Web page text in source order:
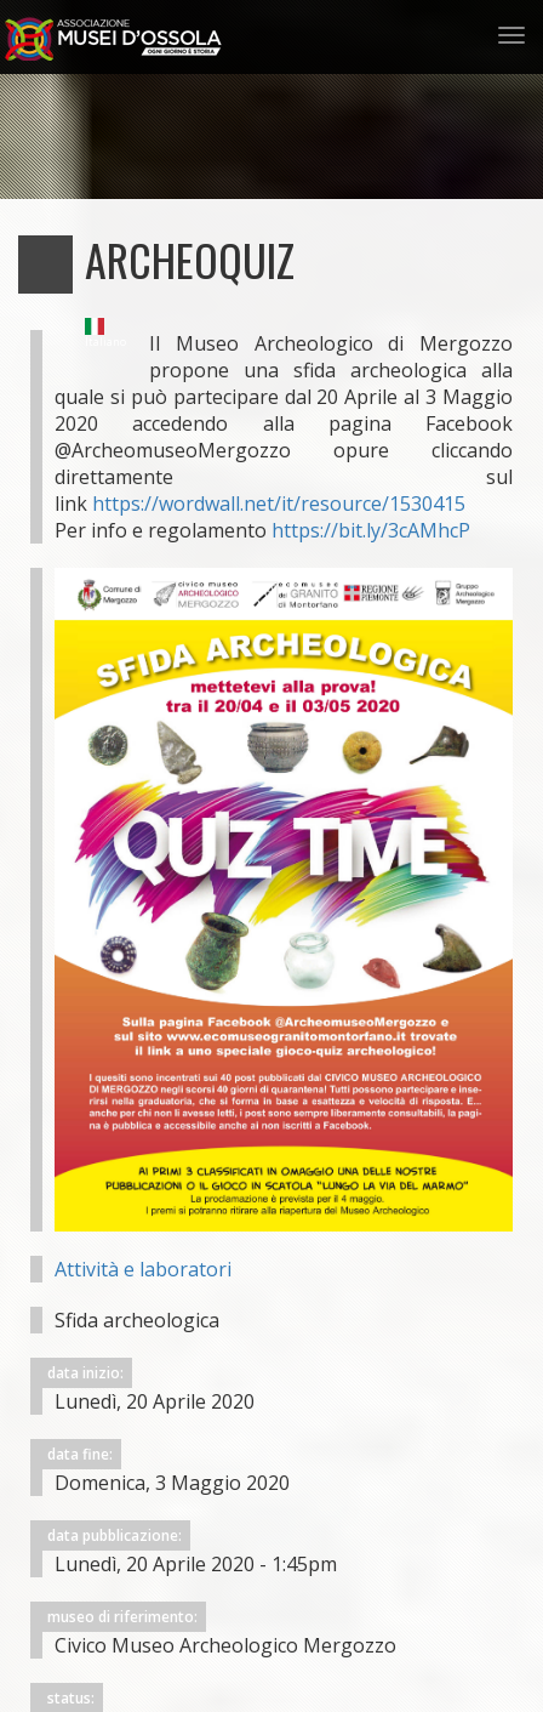
Salta
al
contenuto
principale
ARCHEOQUIZ
Il Museo Archeologico di Mergozzo
propone una sfida archeologica alla
quale si può partecipare dal 20 Aprile al 3 Maggio
2020 accedendo alla pagina Facebook
@ArcheomuseoMergozzo opure cliccando
direttamente sul
link https://wordwall.net/it/resource/1530415
Per info e regolamento https://bit.ly/3cAMhcP
Attività e laboratori
Sfida archeologica
data inizio:
Lunedì, 20 Aprile 2020
data fine:
Domenica, 3 Maggio 2020
data pubblicazione:
Lunedì, 20 Aprile 2020 - 1:45pm
museo di riferimento:
Civico Museo Archeologico Mergozzo
status: